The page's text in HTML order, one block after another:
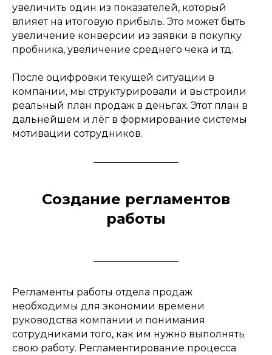
увеличить один из показателей, который
влияет на итоговую прибыль. Это может быть
увеличение конверсии из заявки в покупку
пробника, увеличение среднего чека и тд.
После оцифровки текущей ситуации в
компании, мы структурировали и выстроили
реальный план продаж в деньгах. Этот план в
дальнейшем и лёг в формирование системы
мотивации сотрудников.
Создание регламентов
работы
Регламенты работы отдела продаж
необходимы для экономии времени
руководства компании и понимания
сотрудниками того, как им нужно выполнять
свою работу. Регламентирование процесса